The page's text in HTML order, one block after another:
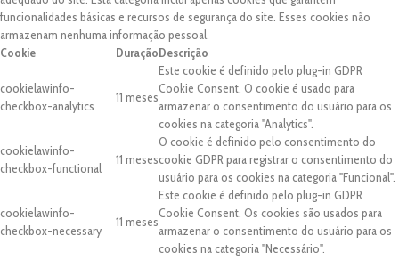
funcionalidades básicas e recursos de segurança do site. Esses cookies não
armazenam nenhuma informação pessoal.
Cookie
DuraçãoDescrição
cookielawinfo-
checkbox-analytics
11 meses
Este cookie é definido pelo plug-in GDPR
Cookie Consent. O cookie é usado para
armazenar o consentimento do usuário para os
cookies na categoria "Analytics".
cookielawinfo-
checkbox-functional
11 meses
O cookie é definido pelo consentimento do
cookie GDPR para registrar o consentimento do
usuário para os cookies na categoria "Funcional".
cookielawinfo-
checkbox-necessary
11 meses
Este cookie é definido pelo plug-in GDPR
Cookie Consent. Os cookies são usados para
armazenar o consentimento do usuário para os
cookies na categoria "Necessário".